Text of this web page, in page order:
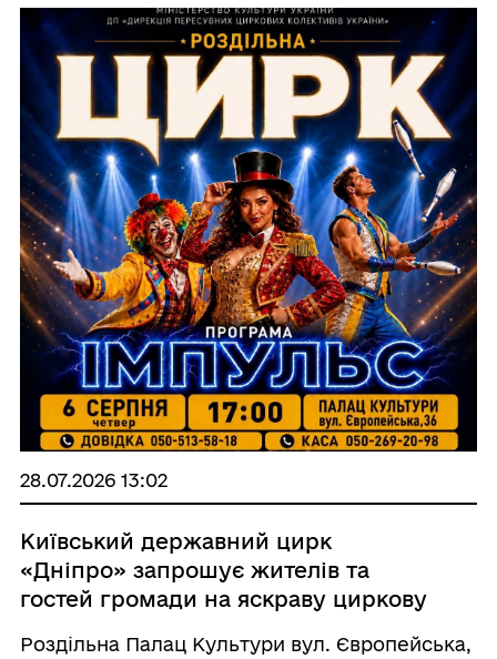
28.07.2026 13:02
Київський державний цирк
«Дніпро» запрошує жителів та
гостей громади на яскраву циркову
Роздільна Палац Культури вул. Європейська,